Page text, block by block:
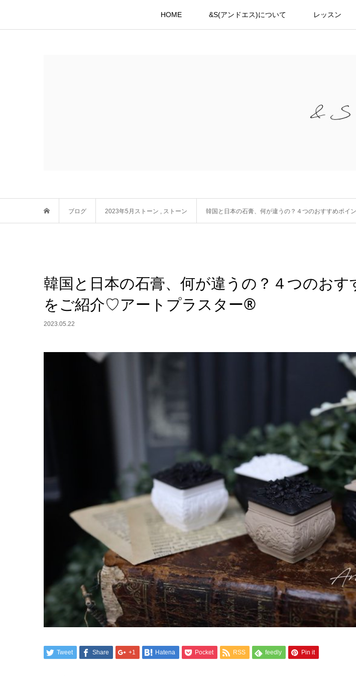
HOME &S(アンドエス)について レッスン
ブログ 2023年5月ストーン , ストーン 韓国と日本の石膏、何が違うの？４つのおすすめポ
韓国と日本の石膏、何が違うの？４つのおす
をご紹介♡アートプラスター®
2023.05.22
Tweet Share +1 Hatena Pocket RSS feedly Pin it